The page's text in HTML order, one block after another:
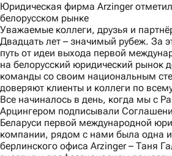
Юридическая фирма Arzinger
белорусском рынке
Уважаемые коллеги, друзья и
Двадцать лет – значимый рубеж. За
путь от идеи выхода первой
на белорусский юридический рынок
команды со своим национальным
доверяют клиенты и коллеги по
Все начиналось в день, когда мы с
Арцингером подписывали
Беларуси первой международной
компании, рядом с нами была одна
берлинского офиса Arzinger – Таня